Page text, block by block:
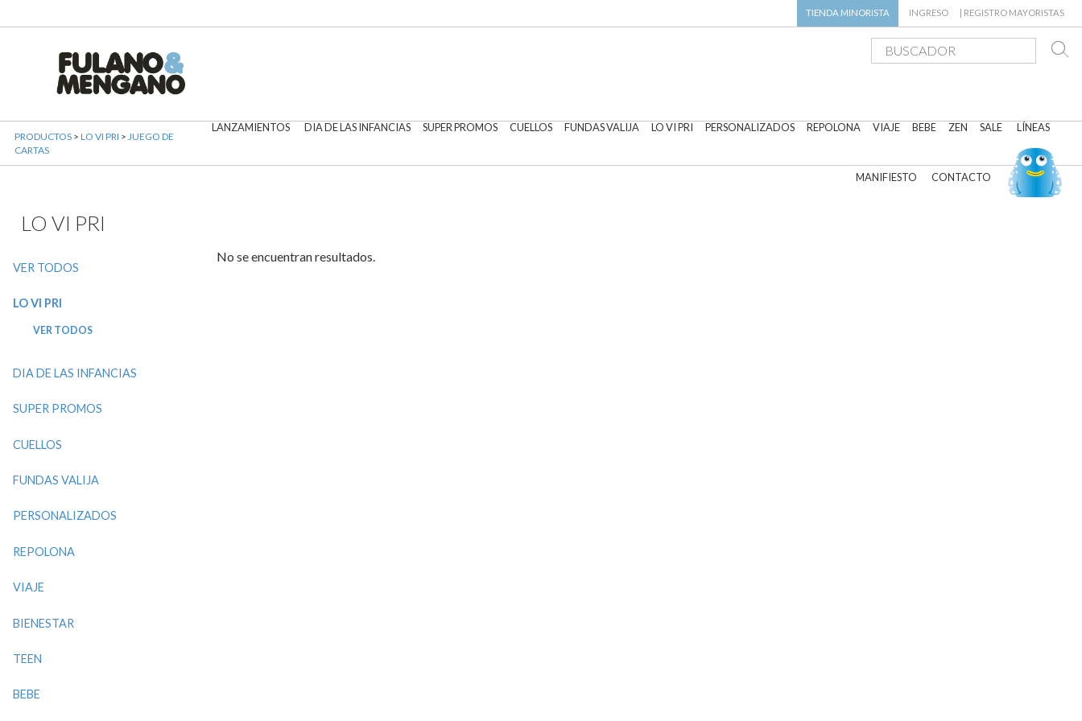
TIENDA MINORISTA INGRESO REGISTRO MAYORISTAS
LANZAMIENTOS DIA DE LAS INFANCIAS SUPER PROMOS CUELLOS FUNDAS VALIJA LO VI PRI PERSONALIZADOS REPOLONA VIAJE BEBE ZEN SALE LÍNEAS
MANIFIESTO CONTACTO
PRODUCTOS > LO VI PRI > JUEGO DE
CARTAS
LO VI PRI
VER TODOS
LO VI PRI
VER TODOS
DIA DE LAS INFANCIAS
SUPER PROMOS
CUELLOS
FUNDAS VALIJA
PERSONALIZADOS
REPOLONA
VIAJE
BIENESTAR
TEEN
BEBE
No se encuentran resultados.